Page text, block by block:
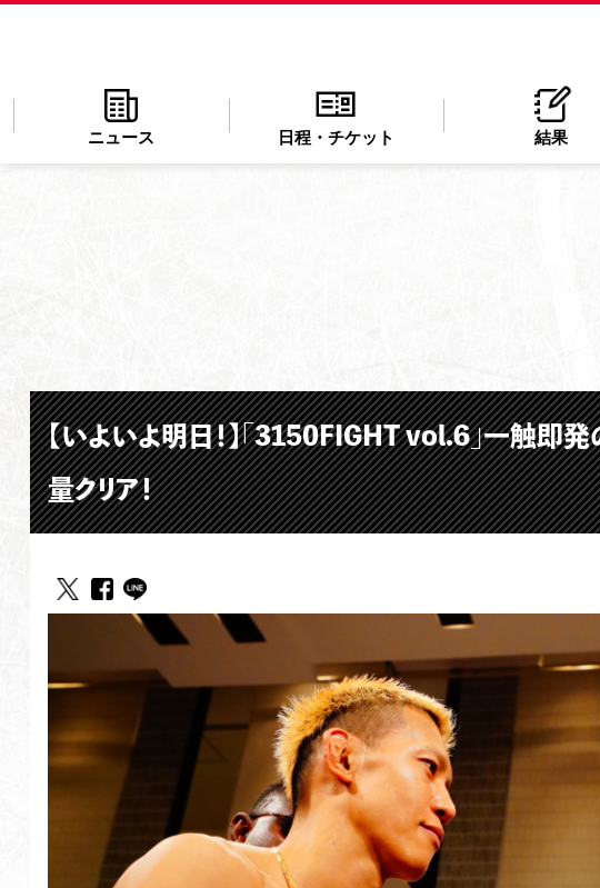
ニュース 日程・チケット 結果
【いよいよ明日！】「3150FIGHT vol.6」一触
量クリア！